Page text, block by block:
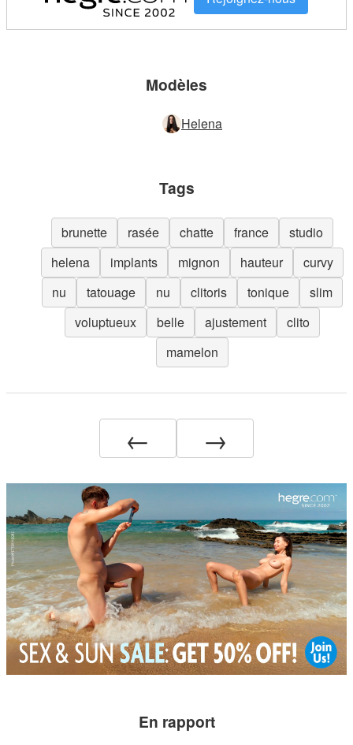
Modèles
Helena
Tags
brunette rasée chatte france
studio
helena
implants mignon hauteur
curvy
nu
tatouage nu clitoris tonique
slim
voluptueux
belle ajustement
clito
mamelon
← →
En rapport